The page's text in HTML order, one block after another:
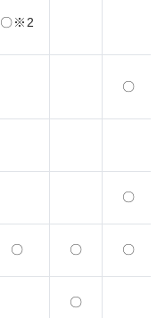
〇※2
〇
〇
〇 〇 〇
〇